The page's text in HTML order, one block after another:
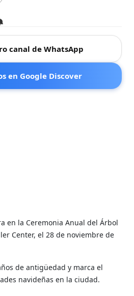
canal de WhatsApp
en Google Discover
en la Ceremonia Anual del Árbol
Center, el 28 de noviembre de
de antigüedad y marca el
navideñas en la ciudad.